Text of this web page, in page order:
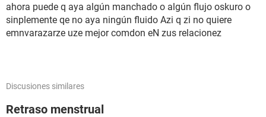
ahora puede q aya algún manchado o algún flujo oskuro o
sinplemente qe no aya ningún fluido Azi q zi no quiere
emnvarazarze uze mejor comdon eN zus relacionez
Discusiones similares
Retraso menstrual